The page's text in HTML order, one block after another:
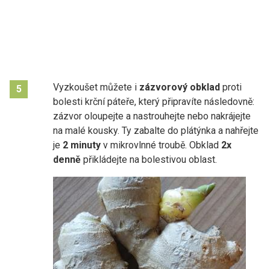
5 Vyzkoušet můžete i zázvorový obklad proti
bolesti krční páteře, který připravíte následovně:
zázvor oloupejte a nastrouhejte nebo nakrájejte
na malé kousky. Ty zabalte do plátýnka a nahřejte
je 2 minuty v mikrovlnné troubě. Obklad 2x
denně přikládejte na bolestivou oblast.